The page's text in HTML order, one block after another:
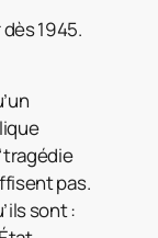
1945.
pas.
sont :